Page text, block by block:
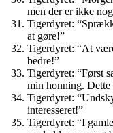
men der er ikke
Tigerdyret:
at gøre!”
Tigerdyret: “At
bedre!”
Tigerdyret: “Først
min honning.
Tigerdyret:
interesseret!”
Tigerdyret: “I